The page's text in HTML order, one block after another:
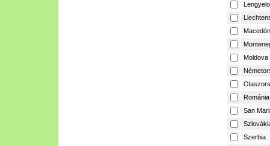
Moldova
Románia
San
Szerbia